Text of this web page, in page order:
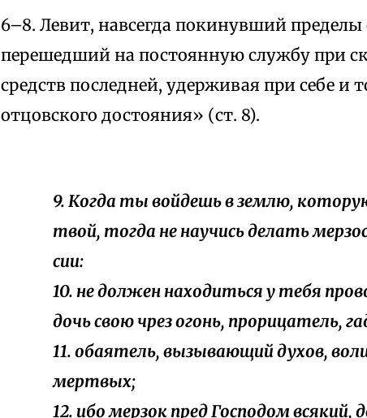
6–8. Левит, навсегда покинувший пределы
перешедший на постоянную службу при
средств последней, удерживая при себе и
отцовского достояния» (ст. 8).
9. Когда ты войдешь в землю,
твой, тогда не научись делать
сии:
10. не должен находиться у тебя
дочь свою чрез огонь, прорицатель,
11. обаятель, вызывающий духов,
мертвых;
12. ибо мерзок пред Господом